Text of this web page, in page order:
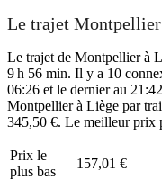
Le trajet
Le trajet de Montpellier à
9 h 56 min. Il y a 10
06:26 et le dernier au
Montpellier à Liège par
345,50 €. Le meilleur prix
Prix ​​le
plus bas
157,01 €